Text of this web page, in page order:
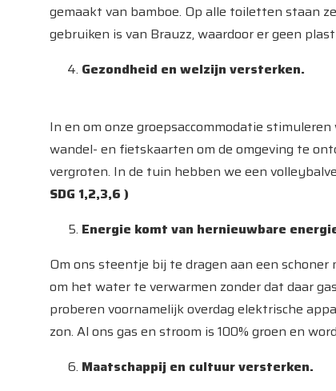
gemaakt van bamboe. Op alle toiletten staan
gebruiken is van Brauzz, waardoor er geen
Gezondheid en welzijn versterken.
In en om onze groepsaccommodatie
wandel- en fietskaarten om de omgeving te
vergroten. In de tuin hebben we een
SDG 1,2,3,6 )
Energie komt van hernieuwbare
Om ons steentje bij te dragen aan een
om het water te verwarmen zonder dat daar
proberen voornamelijk overdag elektrische
zon. Al ons gas en stroom is 100% groen en
Maatschappij en cultuur versterken.